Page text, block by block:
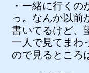
・一緒に行くの
っ。なんか以前
書いてるけど、
一人で見てまわ
ので見るところ